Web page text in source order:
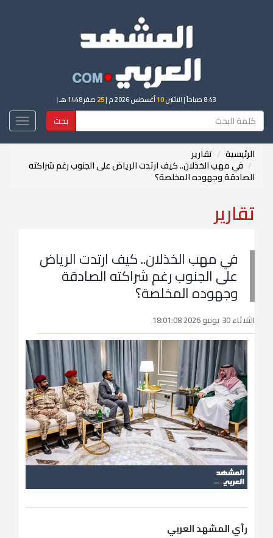
8:43 صباحاً | الاثنين10أغسطس 2026 م | 25 صفر 1448 هـ |
بحث
الرئيسية تقارير
في مهب الخذلان.. كيف ارتدت الرياض على الجنوب رغم شراكته
الصادقة وجهوده المخلصة؟
تقارير
في مهب الخذلان.. كيف ارتدت الرياض
على الجنوب رغم شراكته الصادقة
وجهوده المخلصة؟
الثلاثاء 30 يونيو 2026 18:01:08
رأي المشهد العربي